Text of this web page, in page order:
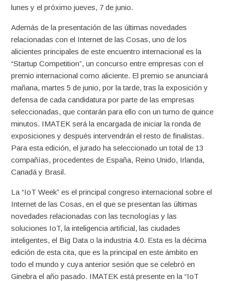
lunes y el próximo jueves, 7 de junio.
Además de la presentación de las últimas novedades
relacionadas con el Internet de las Cosas, uno de los
alicientes principales de este encuentro internacional es la
“Startup Competition”, un concurso entre empresas con el
premio internacional como aliciente. El premio se anunciará
mañana, martes 5 de junio, por la tarde, tras la exposición y
defensa de cada candidatura por parte de las empresas
seleccionadas, que contarán para ello con un turno de quince
minutos. IMATEK será la encargada de iniciar la ronda de
exposiciones y después intervendrán el resto de finalistas.
Para esta edición, el jurado ha seleccionado un total de 13
compañías, procedentes de España, Reino Unido, Irlanda,
Canadá y Brasil.
La “IoT Week” es el principal congreso internacional sobre el
Internet de las Cosas, en el que se presentan las últimas
novedades relacionadas con las tecnologías y las
soluciones IoT, la inteligencia artificial, las ciudades
inteligentes, el Big Data o la industria 4.0. Esta es la décima
edición de esta cita, que es la principal en este ámbito en
todo el mundo y cuya anterior sesión que se celebró en
Ginebra el año pasado. IMATEK está presente en la “IoT